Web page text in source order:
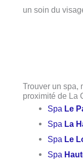
un soin du
Trouver un spa,
proximité de La
Spa Le
Spa La
Spa Le
Spa